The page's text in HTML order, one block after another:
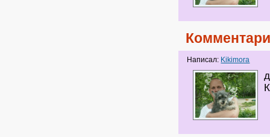
Написал: Kikimora